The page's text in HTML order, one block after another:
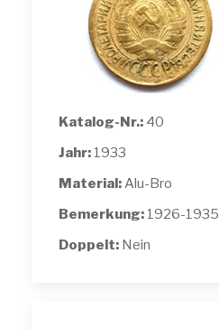
Katalog-Nr.: 40
Jahr: 1933
Material:Alu-Bro
Bemerkung: 1926-1935
Doppelt: Nein